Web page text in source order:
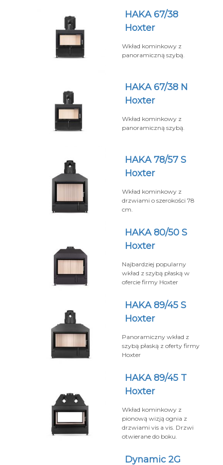
HAKA 67/38
Hoxter
Wkład kominkowy z
panoramiczną szybą.
HAKA 67/38 N
Hoxter
Wkład kominkowy z
panoramiczną szybą.
HAKA 78/57 S
Hoxter
Wkład kominkowy z
drzwiami o szerokości 78
cm.
HAKA 80/50 S
Hoxter
Najbardziej popularny
wkład z szybą płaską w
ofercie firmy Hoxter
HAKA 89/45 S
Hoxter
Panoramiczny wkład z
szybą płaską z oferty firmy
Hoxter
HAKA 89/45 T
Hoxter
Wkład kominkowy z
pionową wizją ognia z
drzwiami vis a vis. Drzwi
otwierane do boku.
Dynamic 2G